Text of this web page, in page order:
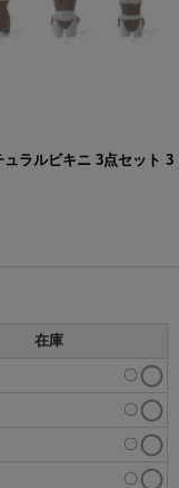
ュラルビキニ 3点セット 3
在庫
〇
〇
〇
〇